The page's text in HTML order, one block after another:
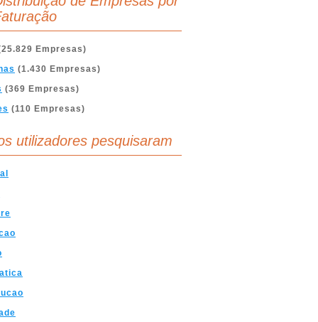
Empresas)
(1.430 Empresas)
(369 Empresas)
(110 Empresas)
utilizadores pesquisaram